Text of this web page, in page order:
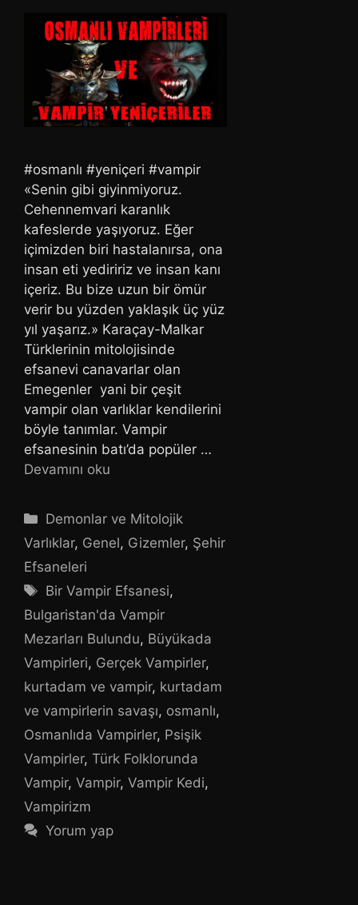
#osmanlı #yeniçeri #vampir
«Senin gibi giyinmiyoruz.
Cehennemvari karanlık
kafeslerde yaşıyoruz. Eğer
içimizden biri hastalanırsa, ona
insan eti yediririz ve insan kanı
içeriz. Bu bize uzun bir ömür
verir bu yüzden yaklaşık üç yüz
yıl yaşarız.» Karaçay-Malkar
Türklerinin mitolojisinde
efsanevi canavarlar olan
Emegenler yani bir çeşit
vampir olan varlıklar kendilerini
böyle tanımlar. Vampir
efsanesinin batı’da popüler …
Devamını oku
Kategoriler
Demonlar ve Mitolojik
Varlıklar, Genel, Gizemler, Şehir
Efsaneleri
Etiketler
Bir Vampir Efsanesi,
Bulgaristan'da Vampir
Mezarları Bulundu, Büyükada
Vampirleri, Gerçek Vampirler,
kurtadam ve vampir, kurtadam
ve vampirlerin savaşı, osmanlı,
Osmanlıda Vampirler, Psişik
Vampirler, Türk Folklorunda
Vampir, Vampir, Vampir Kedi,
Vampirizm
Yorum yap